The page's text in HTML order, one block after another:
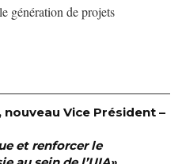
génération de projets
Vice Président –
et renforcer le